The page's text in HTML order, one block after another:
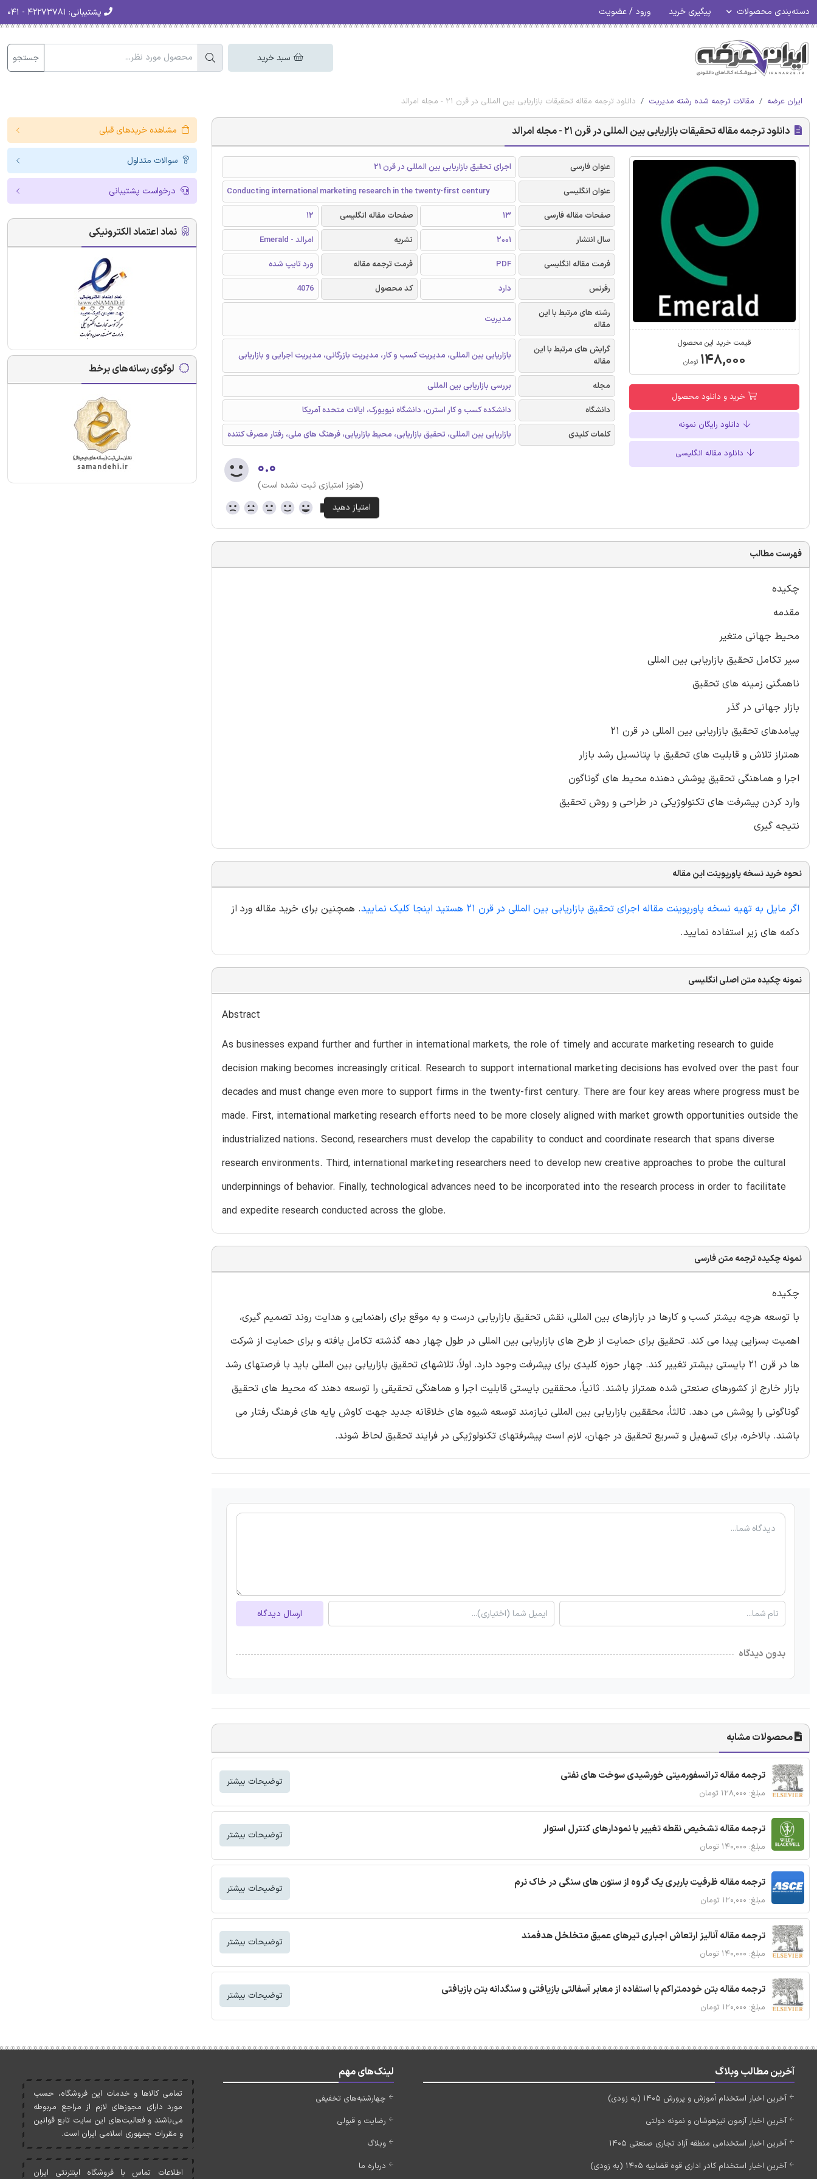
دسته‌بندی محصولات پیگیری خرید ورود / عضویت پشتیبانی:
سبد خرید جستجو
ایران عرضه مقالات ترجمه شده رشته مدیریت دانلود ترجمه مقاله تحقیقات بازاریابی بین المللی در قرن ۲۱ - مجله امرالد
دانلود ترجمه مقاله تحقیقات بازاریابی بین المللی در قرن ۲۱ - مجله امرالد
قیمت خرید این محصول
۱۴۸,۰۰۰ تومان
خرید و دانلود محصول
دانلود رایگان نمونه
دانلود مقاله انگلیسی
عنوان فارسی
اجرای تحقیق بازاریابی بین المللی در قرن ۲۱
عنوان انگلیسی
Conducting international marketing research in the twenty-first century
صفحات مقاله فارسی
13 صفحات مقاله انگلیسی
12
سال انتشار
2001 نشریه
امرالد - Emerald
فرمت مقاله انگلیسی
PDF فرمت ترجمه مقاله
ورد تایپ شده
رفرنس
دارد کد محصول
4076
رشته های مرتبط با این
مقاله
مدیریت
گرایش های مرتبط با این
مقاله
بازاریابی بین المللی، مدیریت کسب و کار، مدیریت بازرگانی، مدیریت اجرایی و بازاریابی
مجله
بررسی بازاریابی بین المللی
دانشگاه
دانشکده کسب و کار استرن، دانشگاه نیویورک، ایالات متحده آمریکا
کلمات کلیدی
بازاریابی بین المللی، تحقیق بازاریابی، محیط بازاریابی، فرهنگ های ملی، رفتار مصرف کننده
۰.۰
(هنوز امتیازی ثبت نشده است)
فهرست مطالب
چکیده
مقدمه
محیط جهانی متغیر
سیر تکامل تحقیق بازاریابی بین المللی
ناهمگنی زمینه های تحقیق
بازار جهانی در گذر
پیامدهای تحقیق بازاریابی بین المللی در قرن ۲۱
همتراز تلاش و قابلیت های تحقیق با پتانسیل رشد بازار
اجرا و هماهنگی تحقیق پوشش دهنده محیط های گوناگون
وارد کردن پیشرفت های تکنولوژیکی در طراحی و روش تحقیق
نتیجه گیری
نحوه خرید نسخه پاورپوینت این مقاله
اگر مایل به تهیه نسخه پاورپوینت مقاله اجرای تحقیق بازاریابی بین المللی در قرن ۲۱ هستید اینجا کلیک نمایید
. همچنین برای خرید مقاله ورد از
دکمه های زیر استفاده نمایید.
نمونه چکیده متن اصلی انگلیسی
Abstract
As businesses expand further and further in international markets, the role of timely and accurate marketing research to guide
decision making becomes increasingly critical. Research to support international marketing decisions has evolved over the past four
decades and must change even more to support firms in the twenty-first century. There are four key areas where progress must be
made. First, international marketing research efforts need to be more closely aligned with market growth opportunities outside the
industrialized nations. Second, researchers must develop the capability to conduct and coordinate research that spans diverse
research environments. Third, international marketing researchers need to develop new creative approaches to probe the cultural
underpinnings of behavior. Finally, technological advances need to be incorporated into the research process in order to facilitate
and expedite research conducted across the globe.
نمونه چکیده ترجمه متن فارسی
چکیده
با توسعه هرچه بیشتر کسب و کارها در بازارهای بین المللی، نقش تحقیق بازاریابی درست و به موقع برای راهنمایی و هدایت روند تصمیم گیری،
اهمیت بسزایی پیدا می کند. تحقیق برای حمایت از طرح های بازاریابی بین المللی در طول چهار دهه گذشته تکامل یافته و برای حمایت از شرکت
ها در قرن 21 بایستی بیشتر تغییر کند. چهار حوزه کلیدی برای پیشرفت وجود دارد. اولاً، تلاشهای تحقیق بازاریابی بین المللی باید با فرصتهای رشد
بازار خارج از کشورهای صنعتی شده همتراز باشند. ثانیاً، محققین بایستی قابلیت اجرا و هماهنگی تحقیقی را توسعه دهند که محیط های تحقیق
گوناگونی را پوشش می دهد. ثالثاً، محققین بازاریابی بین المللی نیازمند توسعه شیوه های خلاقانه جدید جهت کاوش پایه های فرهنگ رفتار می
باشند. بالاخره، برای تسهیل و تسریع تحقیق در جهان، لازم است پیشرفتهای تکنولوژیکی در فرایند تحقیق لحاظ شوند.
ارسال دیدگاه
بدون دیدگاه
محصولات مشابه
ترجمه مقاله ترانسفورمیتی خورشیدی سوخت های نفتی
مبلغ: ۱۲۸,۰۰۰ تومان
توضیحات بیشتر
ترجمه مقاله تشخیص نقطه تغییر با نمودارهای کنترل استوار
مبلغ: ۱۴۰,۰۰۰ تومان
توضیحات بیشتر
ترجمه مقاله ظرفیت باربری یک گروه از ستون های سنگی در خاک نرم
مبلغ: ۱۲۰,۰۰۰ تومان
توضیحات بیشتر
ترجمه مقاله آنالیز ارتعاش اجباری تیرهای عمیق متخلخل هدفمند
مبلغ: ۱۴۰,۰۰۰ تومان
توضیحات بیشتر
ترجمه مقاله بتن خودمتراکم با استفاده از معابر آسفالتی بازیافتی و سنگدانه بتن بازیافتی
مبلغ: ۱۲۰,۰۰۰ تومان
توضیحات بیشتر
مشاهده خریدهای قبلی
سوالات متداول
درخواست پشتیبانی
نماد اعتماد الکترونیکی
لوگوی رسانه‌های برخط
آخرین مطالب وبلاگ
آخرین اخبار استخدام آموزش و پرورش 1405 (به زودی)
آخرین اخبار آزمون تیزهوشان و نمونه دولتی
آخرین اخبار استخدامی منطقه آزاد تجاری صنعتی 1405
آخرین اخبار استخدام کادر اداری قوه قضاییه 1405 (به زودی)
لینک‌های مهم
چهارشنبه‌های تخفیفی
رضایت و قبولی
وبلاگ
درباره ما
تمامی کالاها و خدمات اين فروشگاه، حسب
مورد دارای مجوزهای لازم از مراجع مربوطه
می‌باشند و فعاليت‌های اين سايت تابع قوانين
و مقررات جمهوری اسلامی ايران است.
اطلاعات تماس با فروشگاه اینترنتی ایران